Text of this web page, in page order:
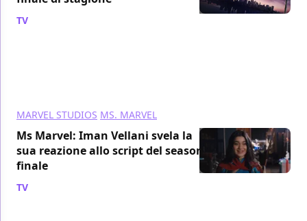
TV
MARVEL STUDIOS MS. MARVEL
Ms Marvel: Iman Vellani svela la
sua reazione allo script del season
finale
TV